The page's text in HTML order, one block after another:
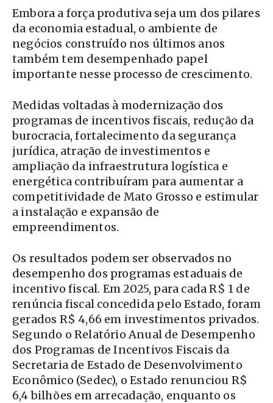
Embora a força produtiva seja um dos pilares
da economia estadual, o ambiente de
negócios construído nos últimos anos
também tem desempenhado papel
importante nesse processo de crescimento.
Medidas voltadas à modernização dos
programas de incentivos fiscais, redução da
burocracia, fortalecimento da segurança
jurídica, atração de investimentos e
ampliação da infraestrutura logística e
energética contribuíram para aumentar a
competitividade de Mato Grosso e estimular
a instalação e expansão de
empreendimentos.
Os resultados podem ser observados no
desempenho dos programas estaduais de
incentivo fiscal. Em 2025, para cada R$ 1 de
renúncia fiscal concedida pelo Estado, foram
gerados R$ 4,66 em investimentos privados.
Segundo o Relatório Anual de Desempenho
dos Programas de Incentivos Fiscais da
Secretaria de Estado de Desenvolvimento
Econômico (Sedec), o Estado renunciou R$
6,4 bilhões em arrecadação, enquanto os